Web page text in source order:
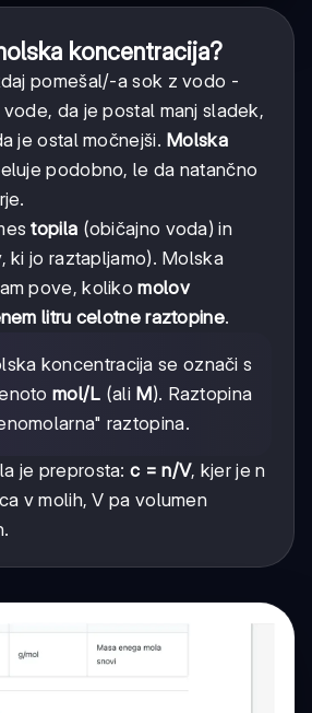
koncentracija?
pomešal/-a sok z vodo -
da je postal manj sladek,
je ostal močnejši. Molska
podobno, le da natančno
topila (običajno voda) in
ki jo raztapljamo). Molska
pove, kolikomolov
litru celotne raztopine.
koncentracija se označi s
mol/L (ali M). Raztopina
raztopina.
je preprosta: c = n/V, kjer je n
v molih, V pa volumen